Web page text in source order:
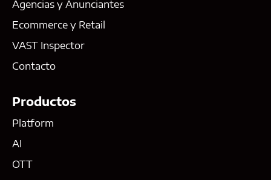
Agencias y Anunciantes
Ecommerce y Retail
VAST Inspector
Contacto
Productos
Platform
AI
OTT